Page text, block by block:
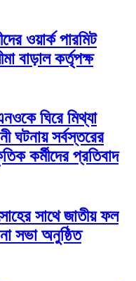
ওয়ার্ক পারমিট
বাড়াল কর্তৃপক্ষ
ঘিরে মিথ্যা
ঘটনায় সর্বস্তরের
কর্মীদের প্রতিবাদ
সাথে জাতীয় ফল
সভা অনুষ্ঠিত